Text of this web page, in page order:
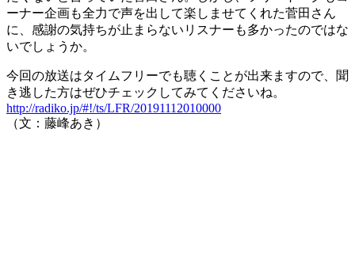
ーナー企画も全力で声を出して楽しませてくれた菅田さん
に、感謝の気持ちが止まらないリスナーも多かったのではな
いでしょうか。
今回の放送はタイムフリーでも聴くことが出来ますので、聞
き逃した方はぜひチェックしてみてくださいね。
http://radiko.jp/#!/ts/LFR/20191112010000
（文：藤峰あき）